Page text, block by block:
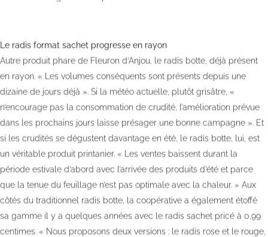
Le radis format sachet progresse en rayon
Autre produit phare de Fleuron d’Anjou, le radis botte, déjà présent
en rayon. « Les volumes conséquents sont présents depuis une
dizaine de jours déjà ». Si la météo actuelle, plutôt grisâtre, «
n’encourage pas la consommation de crudité, l’amélioration prévue
dans les prochains jours laisse présager une bonne campagne ». Et
si les crudités se dégustent davantage en été, le radis botte, lui, est
un véritable produit printanier. « Les ventes baissent durant la
période estivale d’abord avec l’arrivée des produits d’été et parce
que la tenue du feuillage n’est pas optimale avec la chaleur. » Aux
côtés du traditionnel radis botte, la coopérative a également étoffé
sa gamme il y a quelques années avec le radis sachet pricé à 0,99
centimes. « Nous proposons deux versions : le radis rose et le rouge,